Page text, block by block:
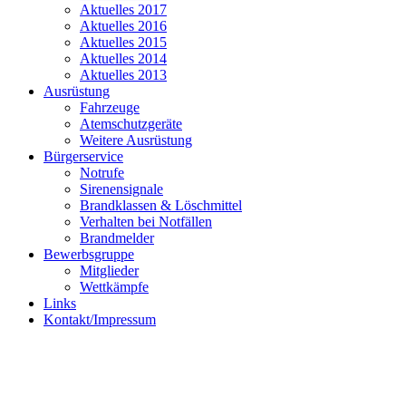
Aktuelles 2017
Aktuelles 2016
Aktuelles 2015
Aktuelles 2014
Aktuelles 2013
Ausrüstung
Fahrzeuge
Atemschutzgeräte
Weitere Ausrüstung
Bürgerservice
Notrufe
Sirenensignale
Brandklassen & Löschmittel
Verhalten bei Notfällen
Brandmelder
Bewerbsgruppe
Mitglieder
Wettkämpfe
Links
Kontakt/Impressum